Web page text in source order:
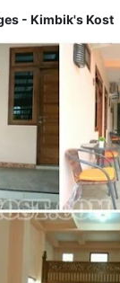
- Kimbik's Kost